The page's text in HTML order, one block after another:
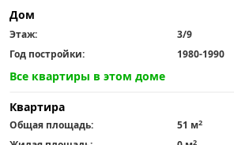
Дом
Этаж:
3/9
Год постройки:
1980-1990
Все квартиры в этом доме
Квартира
Общая площадь: 51 м2
2